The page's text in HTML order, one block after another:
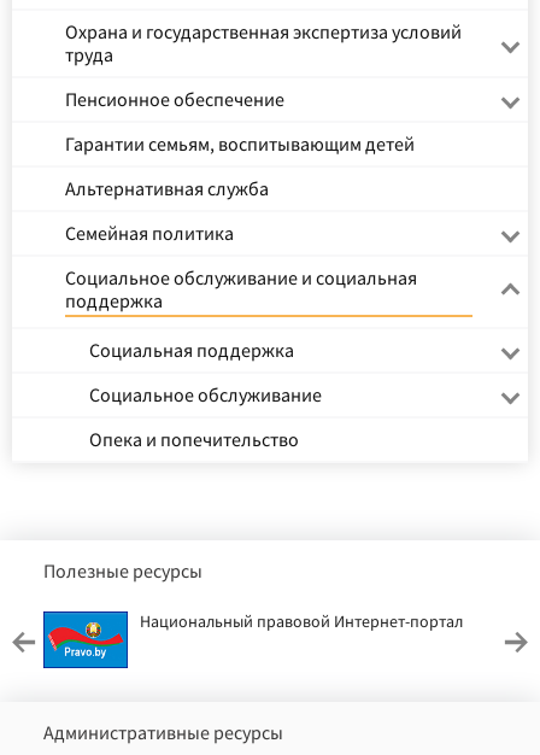
Охрана и государственная экспертиза условий
труда
Пенсионное обеспечение
Гарантии семьям, воспитывающим детей
Альтернативная служба
Семейная политика
Социальное обслуживание и социальная
поддержка
Социальная поддержка
Социальное обслуживание
Опека и попечительство
Полезные ресурсы
Национальный правовой Интернет-портал
Административные ресурсы